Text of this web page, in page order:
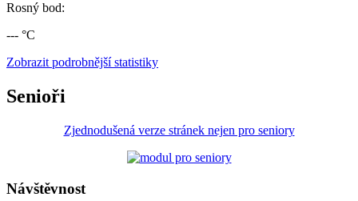
Rosný bod:
--- °C
Zobrazit podrobnější statistiky
Senioři
Zjednodušená verze stránek nejen pro seniory
Návštěvnost